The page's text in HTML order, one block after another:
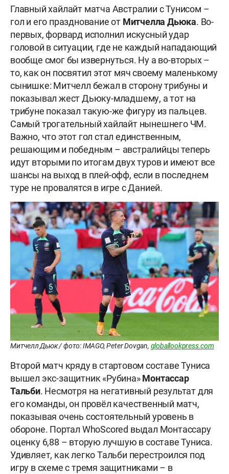
Главный хайлайт матча Австралии с Тунисом –
гол и его празднование от Митчелла Дьюка. Во-
первых, форвард исполнил искусный удар
головой в ситуации, где не каждый нападающий
вообще смог бы извернуться. Ну а во-вторых –
то, как он посвятил этот мяч своему маленькому
сынишке: Митчелл бежал в сторону трибуны и
показывал жест Дьюку-младшему, а тот на
трибуне показал такую-же фигуру из пальцев.
Самый трогательный хайлайт нынешнего ЧМ.
Важно, что этот гол стал единственным,
решающим и победным – австралийцы теперь
идут вторыми по итогам двух туров и имеют все
шансы на выход в плей-офф, если в последнем
туре не провалятся в игре с Данией.
Митчелл Дьюк / фото: IMAGO, Peter Dovgan, globallookpress.com
Второй матч кряду в стартовом составе Туниса
вышел экс-защитник «Рубина»Монтассар
Тальби. Несмотря на негативный результат для
его команды, он провёл качественный матч,
показывая очень состоятельный уровень в
обороне. Портал WhoScored выдал Монтассару
оценку 6,88 – вторую лучшую в составе Туниса.
Удивляет, как легко Тальби перестроился под
игру в схеме с тремя защитниками – в